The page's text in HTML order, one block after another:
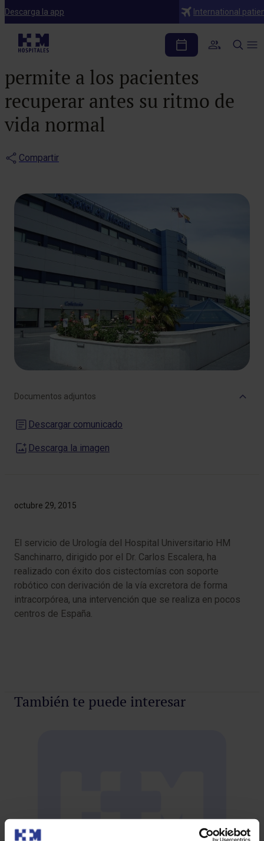
Descarga la app International
Notas de prensa
Derivar la vía excretora
de forma intracorpórea
permite a los pacientes
recuperar antes su ritmo de
vida normal
Compartir
octubre 29, 2015
El servicio de Urología del Hospital Universitario HM
Sanchinarro, dirigido por el Dr. Carlos Escalera, ha
realizado con éxito dos cistectomías con soporte
robótico con derivación de la vía excretora de forma
intracorpórea, una intervención que se realiza en pocos
centros de España.
Documentos adjuntos
Descargar comunicado
Descarga la imagen
También te puede interesar